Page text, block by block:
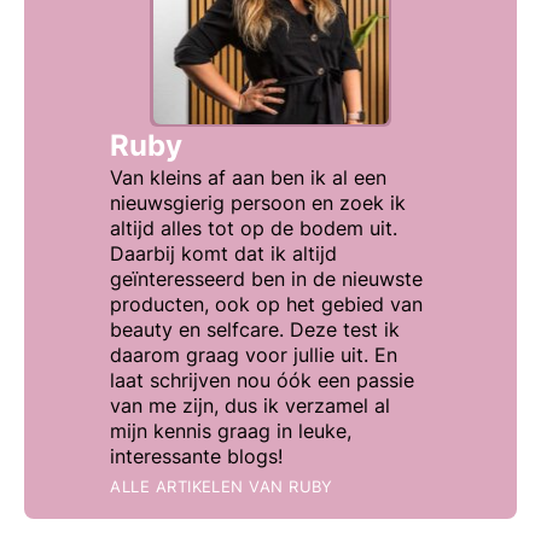
Ruby
Van kleins af aan ben ik al een
nieuwsgierig persoon en zoek ik
altijd alles tot op de bodem uit.
Daarbij komt dat ik altijd
geïnteresseerd ben in de nieuwste
producten, ook op het gebied van
beauty en selfcare. Deze test ik
daarom graag voor jullie uit. En
laat schrijven nou óók een passie
van me zijn, dus ik verzamel al
mijn kennis graag in leuke,
interessante blogs!
ALLE ARTIKELEN VAN RUBY